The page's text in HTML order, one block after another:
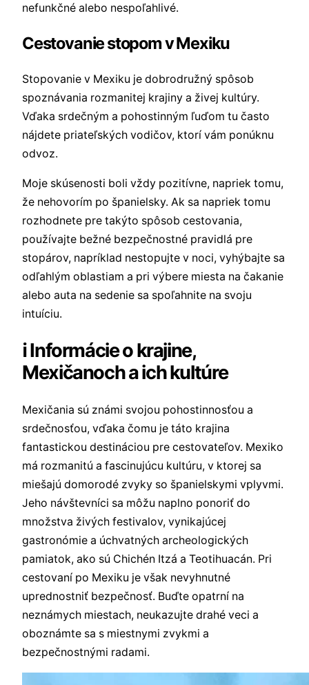
nefunkčné alebo nespoľahlivé.
Cestovanie stopom v Mexiku
Stopovanie v Mexiku je dobrodružný spôsob
spoznávania rozmanitej krajiny a živej kultúry.
Vďaka srdečným a pohostinným ľuďom tu často
nájdete priateľských vodičov, ktorí vám ponúknu
odvoz.
Moje skúsenosti boli vždy pozitívne, napriek tomu,
že nehovorím po španielsky. Ak sa napriek tomu
rozhodnete pre takýto spôsob cestovania,
používajte bežné bezpečnostné pravidlá pre
stopárov, napríklad nestopujte v noci, vyhýbajte sa
odľahlým oblastiam a pri výbere miesta na čakanie
alebo auta na sedenie sa spoľahnite na svoju
intuíciu.
ℹ Informácie o krajine,
Mexičanoch a ich kultúre
Mexičania sú známi svojou pohostinnosťou a
srdečnosťou, vďaka čomu je táto krajina
fantastickou destináciou pre cestovateľov. Mexiko
má rozmanitú a fascinujúcu kultúru, v ktorej sa
miešajú domorodé zvyky so španielskymi vplyvmi.
Jeho návštevníci sa môžu naplno ponoriť do
množstva živých festivalov, vynikajúcej
gastronómie a úchvatných archeologických
pamiatok, ako sú Chichén Itzá a Teotihuacán. Pri
cestovaní po Mexiku je však nevyhnutné
uprednostniť bezpečnosť. Buďte opatrní na
neznámych miestach, neukazujte drahé veci a
oboznámte sa s miestnymi zvykmi a
bezpečnostnými radami.